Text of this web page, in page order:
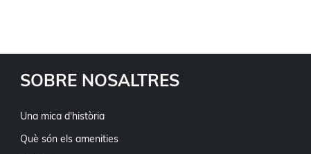
SOBRE NOSALTRES
Una mica d'història
Què són els amenities